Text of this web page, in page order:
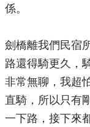
係。
劍橋離我們民宿
路還得騎更久，
非常無聊，我超
直騎，所以只有
一下路，接下來